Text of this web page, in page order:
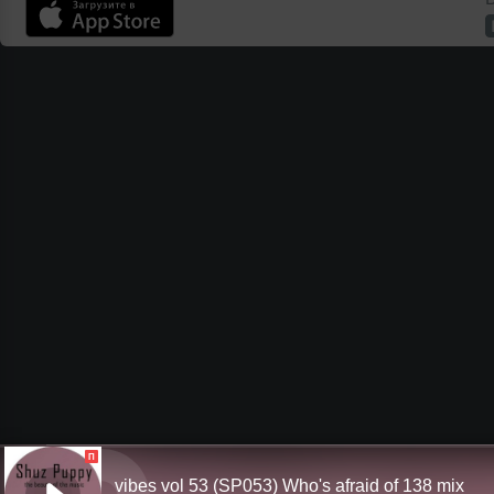
П
vibes vol 53 (SP053) Who's afraid of 138 mix